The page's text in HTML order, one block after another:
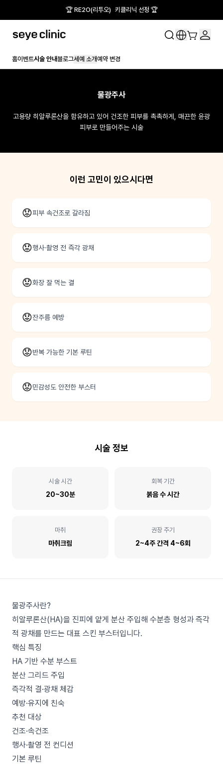
🏆 RE2O(리투오) 키클리닉 선정 🏆
홈이벤트시술 안내블로그세예 소개 예약 변경
물광주사
고용량 히알루론산을 함유하고 있어 건조한 피부를 촉촉하게, 매끈한 윤광
피부로 만들어주는 시술
이런 고민이 있으시다면
😟피부 속건조로 갈라짐
😟행사·촬영 전 즉각 광채
😟화장 잘 먹는 결
😟잔주름 예방
😟반복 가능한 기본 루틴
😟민감성도 안전한 부스터
시술 정보
시술 시간
20~30분
회복 기간
붉음 수 시간
마취
마취크림
권장 주기
2~4주 간격 4~6회
물광주사란?
히알루론산(HA)을 진피에 얕게 분산 주입해 수분층 형성과 즉각
적 광채를 만드는 대표 스킨 부스터입니다.
핵심 특징
HA 기반 수분 부스트
분산 그리드 주입
즉각적 결·광채 체감
예방·유지에 친숙
추천 대상
건조·속건조
행사·촬영 전 컨디션
기본 루틴